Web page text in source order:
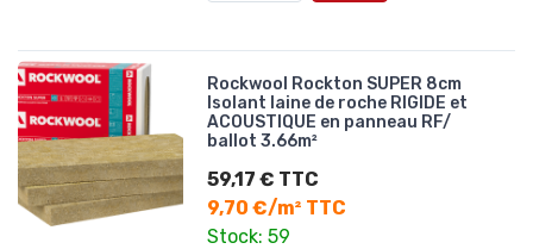
Rockwool Rockton SUPER 8cm
Isolant laine de roche RIGIDE et
ACOUSTIQUE en panneau RF/
ballot 3.66m²
59,17 € TTC
9,70 €/m² TTC
Stock: 59